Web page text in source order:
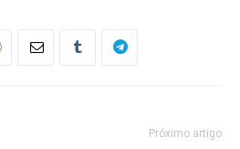
Próximo artigo